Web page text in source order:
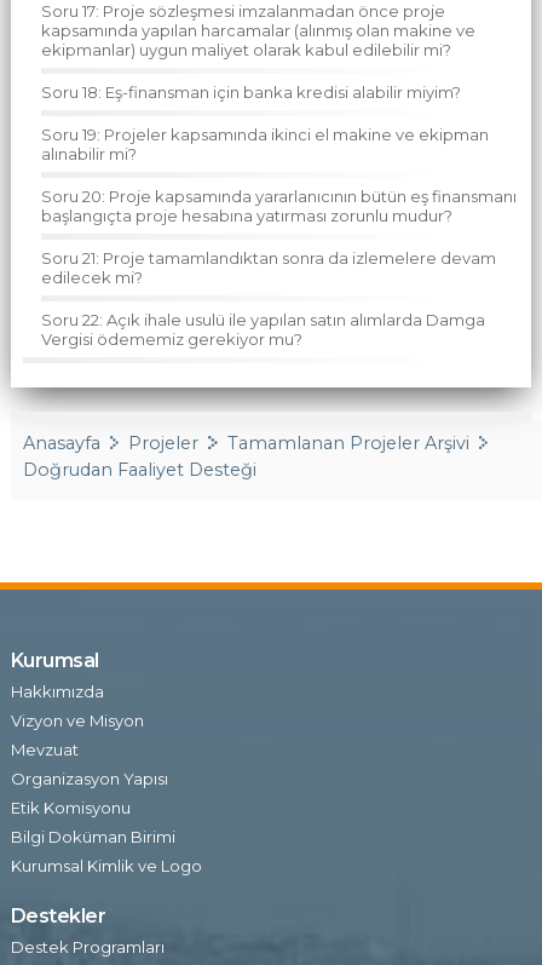
Soru 17: Proje sözleşmesi imzalanmadan önce proje
kapsamında yapılan harcamalar (alınmış olan makine ve
ekipmanlar) uygun maliyet olarak kabul edilebilir mi?
Soru 18: Eş-finansman için banka kredisi alabilir miyim?
Soru 19: Projeler kapsamında ikinci el makine ve ekipman
alınabilir mi?
Soru 20: Proje kapsamında yararlanıcının bütün eş finansmanı
başlangıçta proje hesabına yatırması zorunlu mudur?
Soru 21: Proje tamamlandıktan sonra da izlemelere devam
edilecek mi?
Soru 22: Açık ihale usulü ile yapılan satın alımlarda Damga
Vergisi ödememiz gerekiyor mu?
Anasayfa Projeler
Tamamlanan Projeler Arşivi
Doğrudan Faaliyet Desteği
Kurumsal
Hakkımızda
Vizyon ve Misyon
Mevzuat
Organizasyon Yapısı
Etik Komisyonu
Bilgi Doküman Birimi
Kurumsal Kimlik ve Logo
Destekler
Destek Programları